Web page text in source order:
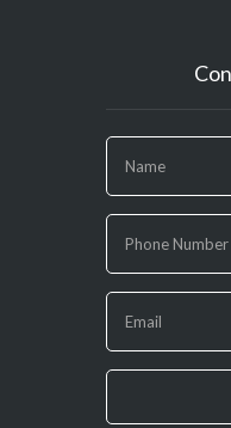
you
are
human,
leave
this
field